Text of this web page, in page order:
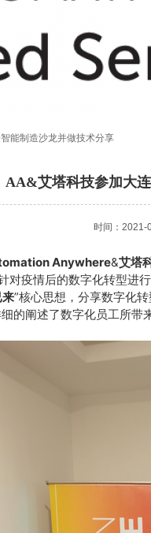
能制造沙龙并做技术分享
AA&艾塔科技参加大
时间：2021-
Anywhere&艾塔
疫情后的数字化转型
”核心思想，分享数字化
的阐述了数字化员工所带